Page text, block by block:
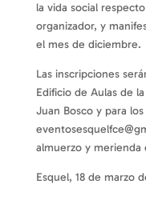
la vida social
organizador, y
el mes de diciembre.
Las inscripciones
Edificio de Aulas de
Juan Bosco y para
almuerzo y merienda
Esquel, 18 de marzo